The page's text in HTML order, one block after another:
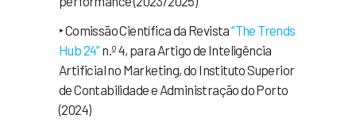
‣ Comissão Científica da Revista“The Trends
Hub 24”n.º 4, para Artigo de Inteligência
Artificial no Marketing, do Instituto Superior
de Contabilidade e Administração do Porto
(2024)